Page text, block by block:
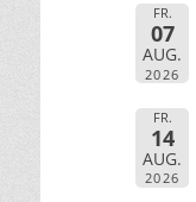
FR.
07
AUG.
2026
FR.
14
AUG.
2026